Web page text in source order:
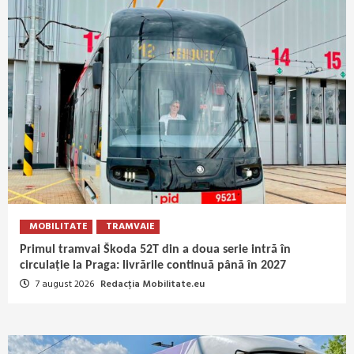
MOBILITATE TRAMVAIE
Primul tramvai Škoda 52T din a doua serie intră în
circulație la Praga: livrările continuă până în 2027
7 august 2026 Redacția Mobilitate.eu